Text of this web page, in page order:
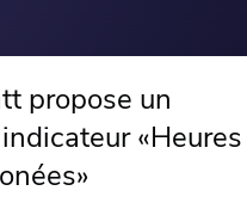
propose un
«Heures